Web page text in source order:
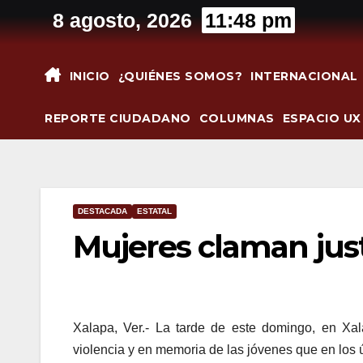
al
8 agosto, 2026 11:48 pm
INICIO ¿QUIÉNES SOMOS? INTERNACIONAL
REPORTE CIUDADANO COLUMNAS ESPACIO UX
DESTACADA ESTATAL
Mujeres claman
Xalapa, Ver.- La tarde de este domingo, en
violencia y en memoria de las jóvenes que en